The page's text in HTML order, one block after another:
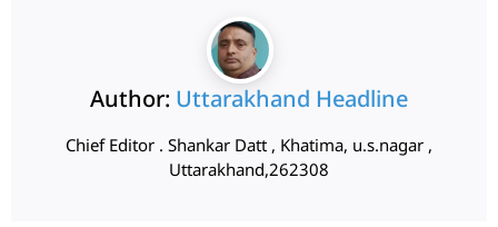
Author: Uttarakhand Headline
Chief Editor . Shankar Datt , Khatima, u.s.nagar ,
Uttarakhand,262308